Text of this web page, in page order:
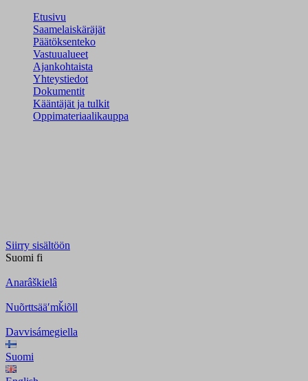
Etusivu
Saamelaiskäräjät
Päätöksenteko
Vastuualueet
Ajankohtaista
Yhteystiedot
Dokumentit
Kääntäjät ja tulkit
Oppimateriaalikauppa
Siirry sisältöön
Suomi fi
Anarâškielâ
Nuõrttsääʹmǩiõll
Davvisámegiella
Suomi